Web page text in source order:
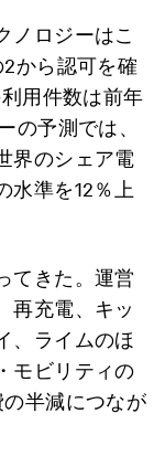
ノロジーはこ
から認可を確
用件数は前年
の予測では、
界のシェア電
水準を12％上
てきた。運営
再充電、キッ
、ライムのほ
モビリティの
半減につなが